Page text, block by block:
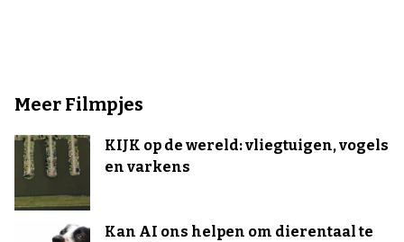
Meer Filmpjes
KIJK op de wereld: vliegtuigen, vogels
en varkens
Kan AI ons helpen om dierentaal te